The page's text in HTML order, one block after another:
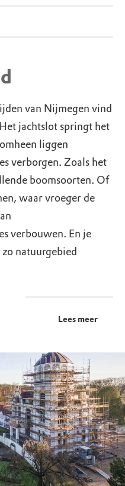
van Nijmegen vind
jachtslot springt het
liggen
verborgen. Zoals het
boomsoorten. Of
waar vroeger de
verbouwen. En je
natuurgebied
Lees meer